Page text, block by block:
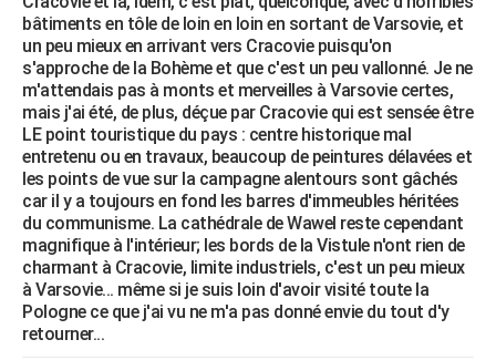
bâtiments en tôle de loin en loin en sortant de Varsovie, et
un peu mieux en arrivant vers Cracovie puisqu'on
s'approche de la Bohème et que c'est un peu vallonné. Je ne
m'attendais pas à monts et merveilles à Varsovie certes,
mais j'ai été, de plus, déçue par Cracovie qui est sensée être
LE point touristique du pays : centre historique mal
entretenu ou en travaux, beaucoup de peintures délavées et
les points de vue sur la campagne alentours sont gâchés
car il y a toujours en fond les barres d'immeubles héritées
du communisme. La cathédrale de Wawel reste cependant
magnifique à l'intérieur; les bords de la Vistule n'ont rien de
charmant à Cracovie, limite industriels, c'est un peu mieux
à Varsovie... même si je suis loin d'avoir visité toute la
Pologne ce que j'ai vu ne m'a pas donné envie du tout d'y
retourner...